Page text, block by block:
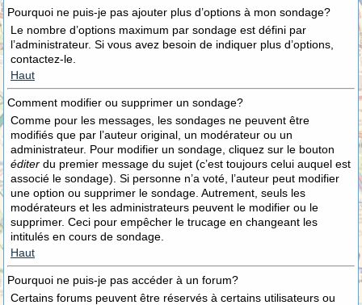
Pourquoi ne puis-je pas ajouter plus d’options à mon sondage?
Le nombre d’options maximum par sondage est défini par
l’administrateur. Si vous avez besoin de indiquer plus d’options,
contactez-le.
Haut
Comment modifier ou supprimer un sondage?
Comme pour les messages, les sondages ne peuvent être
modifiés que par l’auteur original, un modérateur ou un
administrateur. Pour modifier un sondage, cliquez sur le bouton
éditer du premier message du sujet (c’est toujours celui auquel est
associé le sondage). Si personne n’a voté, l’auteur peut modifier
une option ou supprimer le sondage. Autrement, seuls les
modérateurs et les administrateurs peuvent le modifier ou le
supprimer. Ceci pour empêcher le trucage en changeant les
intitulés en cours de sondage.
Haut
Pourquoi ne puis-je pas accéder à un forum?
Certains forums peuvent être réservés à certains utilisateurs ou